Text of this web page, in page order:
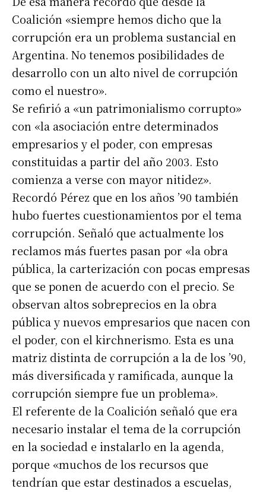
Coalición «siempre hemos dicho que la
corrupción era un problema sustancial en
Argentina. No tenemos posibilidades de
desarrollo con un alto nivel de corrupción
como el nuestro».
Se refirió a «un patrimonialismo corrupto»
con «la asociación entre determinados
empresarios y el poder, con empresas
constituidas a partir del año 2003. Esto
comienza a verse con mayor nitidez».
Recordó Pérez que en los años ’90 también
hubo fuertes cuestionamientos por el tema
corrupción. Señaló que actualmente los
reclamos más fuertes pasan por «la obra
pública, la carterización con pocas empresas
que se ponen de acuerdo con el precio. Se
observan altos sobreprecios en la obra
pública y nuevos empresarios que nacen con
el poder, con el kirchnerismo. Esta es una
matriz distinta de corrupción a la de los ’90,
más diversificada y ramificada, aunque la
corrupción siempre fue un problema».
El referente de la Coalición señaló que era
necesario instalar el tema de la corrupción
en la sociedad e instalarlo en la agenda,
porque «muchos de los recursos que
tendrían que estar destinados a escuelas,